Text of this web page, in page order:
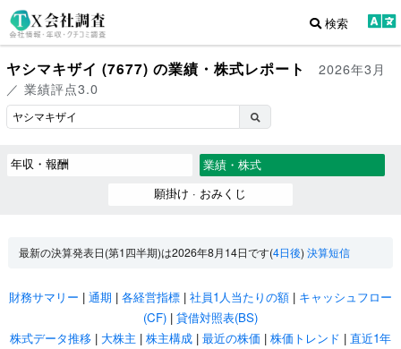
検索
ヤシマキザイ (7677) の業績・株式レポート
2026年3月
／ 業績評点3.0
年収・報酬
業績・株式
願掛け · おみくじ
最新の決算発表日(第1四半期)は2026年8月14日です(4日後)決算短信
財務サマリー | 通期 | 各経営指標 | 社員1人当たりの額 | キャッシュフロー
(CF) | 貸借対照表(BS)
株式データ推移 | 大株主 | 株主構成 | 最近の株価 | 株価トレンド | 直近1年